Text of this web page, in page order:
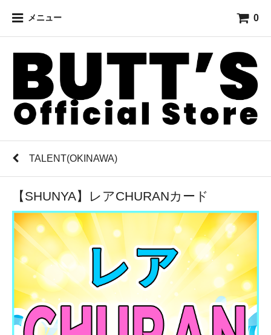
メニュー 0
TALENT(OKINAWA)
【SHUNYA】レアCHURANカード